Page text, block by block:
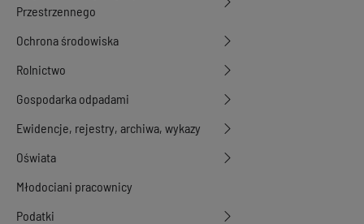
Przestrzennego
Ochrona środowiska
Rolnictwo
Gospodarka odpadami
Ewidencje, rejestry, archiwa, wykazy
Oświata
Młodociani pracownicy
Podatki